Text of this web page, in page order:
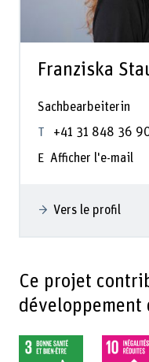
Franziska
Sachbearbeiterin
+41 31 848 36
Afficher l'e-mail
Vers le profil
Ce projet